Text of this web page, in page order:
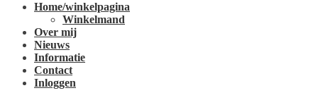
Home/winkelpagina
Winkelmand
Over mij
Nieuws
Informatie
Contact
Inloggen